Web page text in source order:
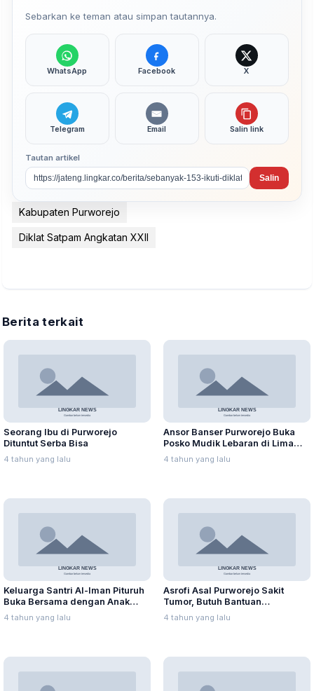
Sebarkan ke teman atau simpan tautannya.
WhatsApp Facebook X
Telegram Email Salin link
Tautan artikel
Salin
Kabupaten Purworejo
Diklat Satpam Angkatan XXII
Berita terkait
Seorang Ibu di Purworejo
Dituntut Serba Bisa
4 tahun yang lalu
Ansor Banser Purworejo Buka
Posko Mudik Lebaran di Lima
Zona
4 tahun yang lalu
Keluarga Santri Al-Iman Pituruh
Buka Bersama dengan Anak
Yatim
4 tahun yang lalu
Asrofi Asal Purworejo Sakit
Tumor, Butuh Bantuan
Penanganan Khusus
4 tahun yang lalu